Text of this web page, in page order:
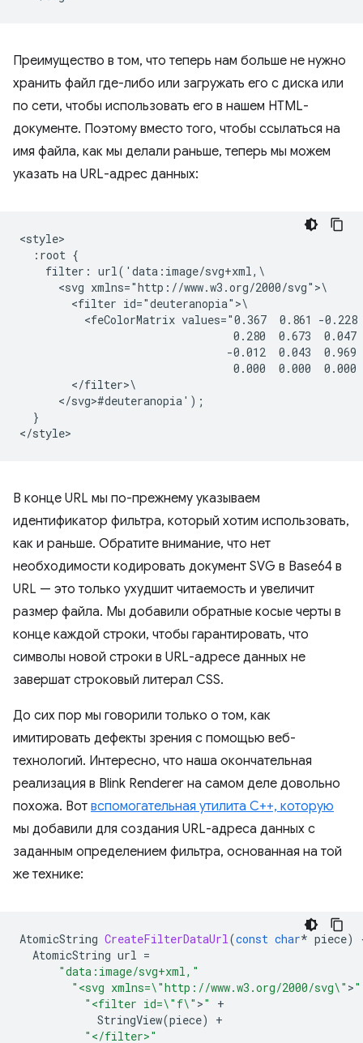
Преимущество в том, что теперь нам больше не нужно
хранить файл где-либо или загружать его с диска или
по сети, чтобы использовать его в нашем HTML-
документе. Поэтому вместо того, чтобы ссылаться на
имя файла, как мы делали раньше, теперь мы можем
указать на URL-адрес данных:
<style>
  :root {
    filter: url('data:image/svg+xml,\
      <svg xmlns="http://www.w3.org/2000/svg">\
        <filter id="deuteranopia">\
<feColorMatrix values="0.367  0.861 -0.228
0.280  0.673  0.047
-0.012  0.043  0.969
0.000  0.000  0.000
        </filter>\
      </svg>#deuteranopia');
  }
В конце URL мы по-прежнему указываем
идентификатор фильтра, который хотим использовать,
как и раньше. Обратите внимание, что нет
необходимости кодировать документ SVG в Base64 в
URL — это только ухудшит читаемость и увеличит
размер файла. Мы добавили обратные косые черты в
конце каждой строки, чтобы гарантировать, что
символы новой строки в URL-адресе данных не
завершат строковый литерал CSS.
До сих пор мы говорили только о том, как
имитировать дефекты зрения с помощью веб-
технологий. Интересно, что наша окончательная
реализация в Blink Renderer на самом деле довольно
похожа. Вот вспомогательная утилита C++, которую
мы добавили для создания URL-адреса данных с
заданным определением фильтра, основанная на той
же технике:
AtomicString CreateFilterDataUrl(const char* piece)
AtomicString url =
"data:image/svg+xml,"
"<svg xmlns=\"http://www.w3.org/2000/svg\" >"
"<filter id=\" f\" >"
+
StringView(piece)
+
"</filter>"